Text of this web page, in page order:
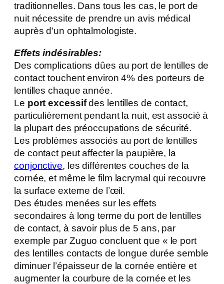
traditionnelles. Dans tous les cas, le port de
nuit nécessite de prendre un avis médical
auprès d’un ophtalmologiste.
Effets indésirables:
Des complications dûes au port de lentilles de
contact touchent environ 4% des porteurs de
lentilles chaque année.
Le port excessifdes lentilles de contact,
particulièrement pendant la nuit, est associé à
la plupart des préoccupations de sécurité.
Les problèmes associés au port de lentilles
de contact peut affecter la paupière, la
conjonctive, les différentes couches de la
cornée, et même le film lacrymal qui recouvre
la surface externe de l’œil.
Des études menées sur les effets
secondaires à long terme du port de lentilles
de contact, à savoir plus de 5 ans, par
exemple par Zuguo concluent que « le port
des lentilles contacts de longue durée semble
diminuer l’épaisseur de la cornée entière et
augmenter la courbure de la cornée et les